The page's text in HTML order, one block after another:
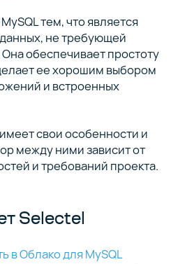
тем, что является
не требующей
обеспечивает простоту
ее хорошим выбором
и встроенных
свои особенности и
между ними зависит от
и требований проекта.
Selectel
в Облако для MySQL